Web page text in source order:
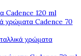
Cadence 120 ml
χρώματα Cadence 70
χρώματα